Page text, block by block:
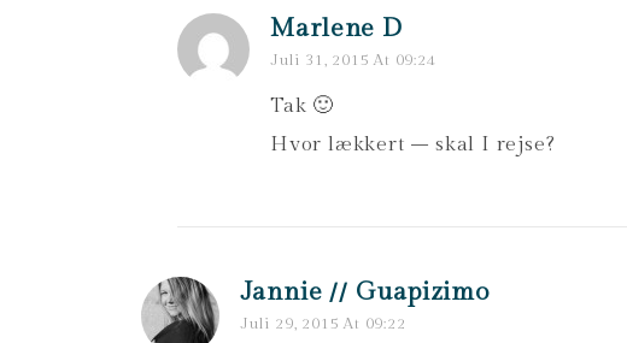
Marlene D
Juli 31, 2015 At 09:24
Tak 🙂
Hvor lækkert – skal I rejse?
Jannie // Guapizimo
Juli 29, 2015 At 09:22